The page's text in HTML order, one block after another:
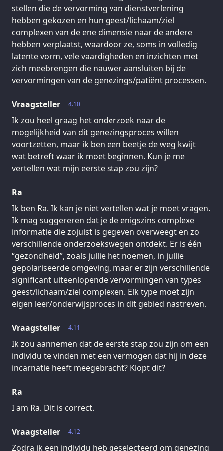
stellen die de vervorming van dienstverlening
hebben gekozen en hun geest/lichaam/ziel
complexen van de ene dimensie naar de andere
hebben verplaatst, waardoor ze, soms in volledig
latente vorm, vele vaardigheden en inzichten met
zich meebrengen die nauwer aansluiten bij de
vervormingen van de genezings/patiënt processen.
4.10
Vraagsteller
Ik zou heel graag het onderzoek naar de
mogelijkheid van dit genezingsproces willen
voortzetten, maar ik ben een beetje de weg kwijt
wat betreft waar ik moet beginnen. Kun je me
vertellen wat mijn eerste stap zou zijn?
Ra
Ik ben Ra. Ik kan je niet vertellen wat je moet vragen.
Ik mag suggereren dat je de enigszins complexe
informatie die zojuist is gegeven overweegt en zo
verschillende onderzoekswegen ontdekt. Er is één
“gezondheid”, zoals jullie het noemen, in jullie
gepolariseerde omgeving, maar er zijn verschillende
significant uiteenlopende vervormingen van types
geest/lichaam/ziel complexen. Elk type moet zijn
eigen leer/onderwijsproces in dit gebied nastreven.
4.11
Vraagsteller
Ik zou aannemen dat de eerste stap zou zijn om een
individu te vinden met een vermogen dat hij in deze
incarnatie heeft meegebracht? Klopt dit?
Ra
I am Ra. Dit is correct.
4.12
Vraagsteller
Zodra ik een individu heb geselecteerd om genezing